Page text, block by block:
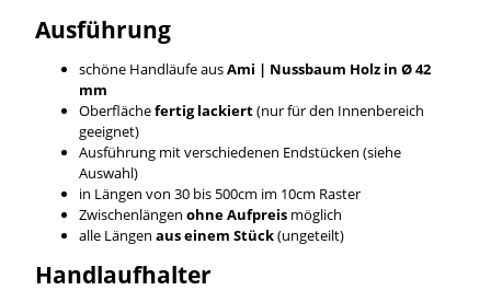
Ausführung
schöne Handläufe ausAmi | Nussbaum Holz in Ø 42
mm
Oberflächefertig lackiert(nur für den Innenbereich
geeignet)
Ausführung mit verschiedenen Endstücken (siehe
Auswahl)
in Längen von 30 bis 500cm im 10cm Raster
Zwischenlängen ohne Aufpreis möglich
alle Längen aus einem Stück(ungeteilt)
Handlaufhalter